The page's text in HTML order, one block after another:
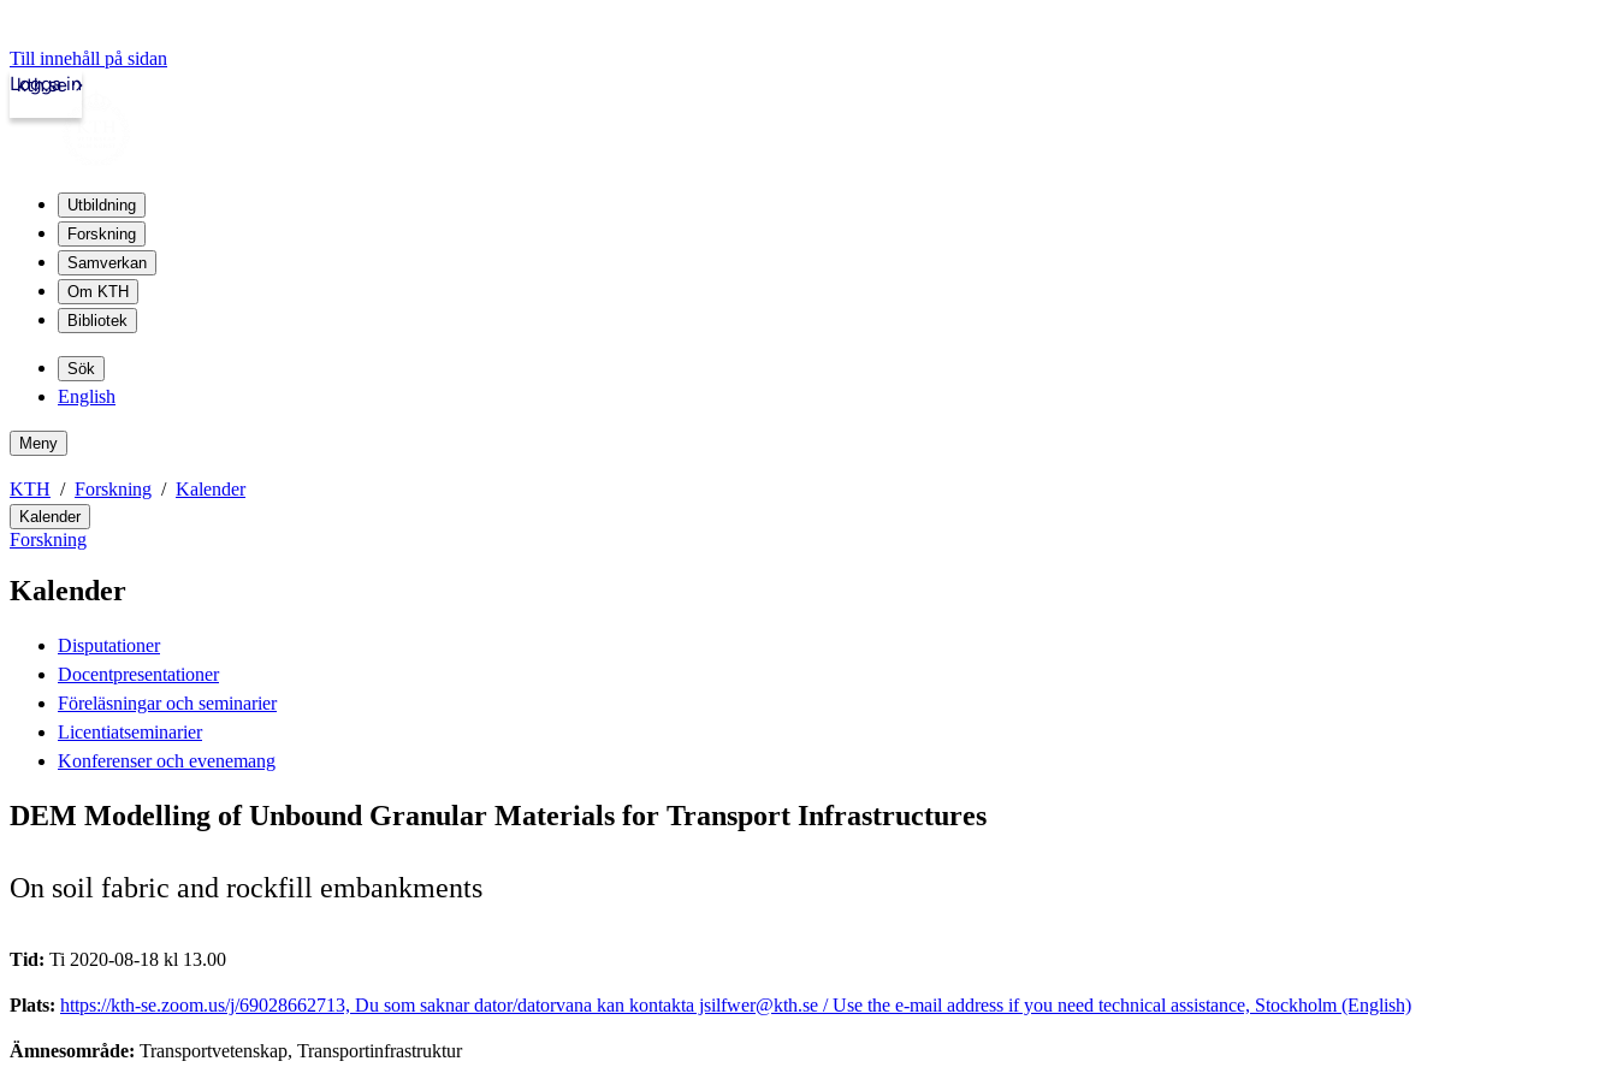
Till innehåll på sidan
kth.se
Logga in
Utbildning
Forskning
Samverkan
Om KTH
Bibliotek
Sök
English
Meny
KTH Forskning Kalender
Kalender
Forskning
Kalender
Disputationer
Docentpresentationer
Föreläsningar och seminarier
Licentiatseminarier
Konferenser och evenemang
DEM Modelling of Unbound Granular Materials for Transport Infrastructures
On soil fabric and rockfill embankments
Tid: Ti 2020-08-18 kl 13.00
Plats: https://kth-se.zoom.us/j/69028662713, Du som saknar dator/datorvana kan kontakta jsilfwer@kth.se / Use the e-mail address if you need technical assistance, Stockholm (English)
Ämnesområde: Transportvetenskap, Transportinfrastruktur